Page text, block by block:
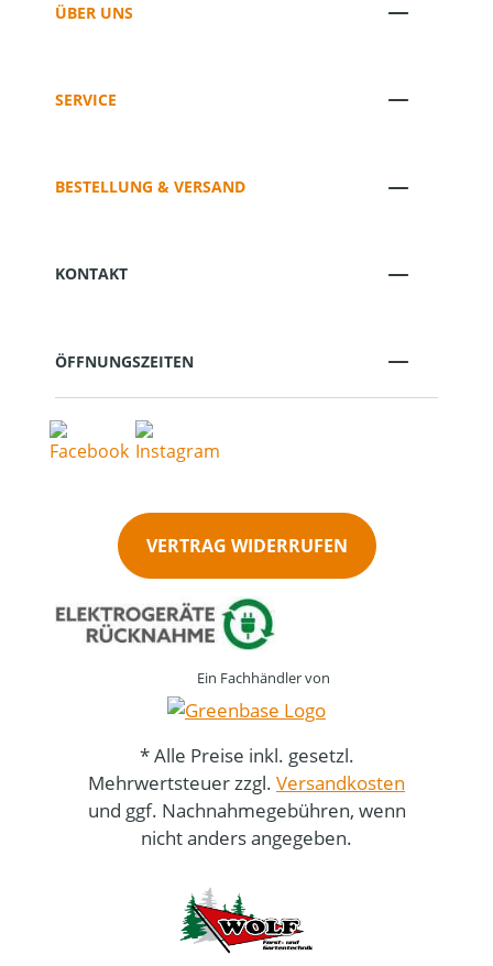
ÜBER UNS
SERVICE
BESTELLUNG & VERSAND
KONTAKT
ÖFFNUNGSZEITEN
VERTRAG WIDERRUFEN
Ein Fachhändler von
* Alle Preise inkl. gesetzl.
Mehrwertsteuer zzgl. Versandkosten
und ggf. Nachnahmegebühren, wenn
nicht anders angegeben.